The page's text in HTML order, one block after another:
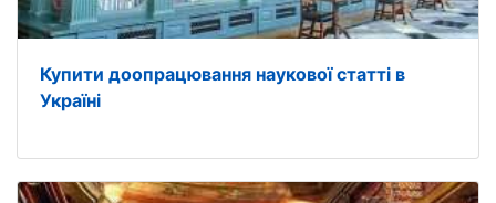
Купити доопрацювання наукової статті в
Україні